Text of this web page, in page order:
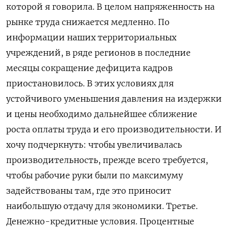
которой я ‌говорила. В целом напряженность на
рынке труда снижается медленно. По
информации наших территориальных
учреждений, в ряде регионов в последние
месяцы сокращение дефицита кадров
приостановилось. В этих условиях для
устойчивого уменьшения давления на издержки
и цены необходимо дальнейшее сближение
роста оплаты труда и его производительности. И
хочу подчеркнуть: чтобы увеличивалась
производительность, прежде всего требуется,
чтобы рабочие руки были по максимуму
задействованы там, где это приносит
наибольшую отдачу для экономики. Третье.
Денежно-кредитные условия. Процентные